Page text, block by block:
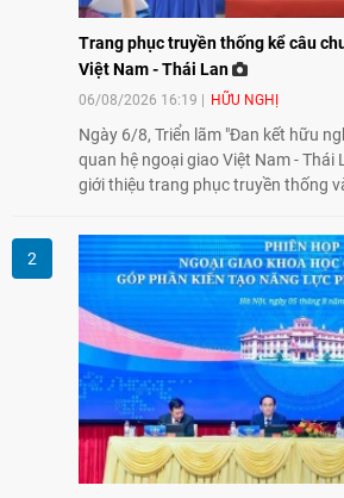
Trang phục truyền thống kể câu
Việt Nam - Thái Lan
06/08/2026 16:19 HỮU NGHỊ
Ngày 6/8, Triển lãm "Đan kết hữu
quan hệ ngoại giao Việt Nam - Thái
giới thiệu trang phục truyền thống
giao lưu nhân dân trong chặng
song phương.